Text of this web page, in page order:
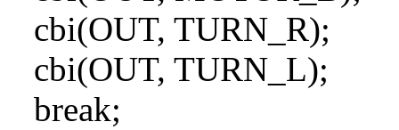
cbi(OUT, TURN_R);
cbi(OUT, TURN_L);
break;